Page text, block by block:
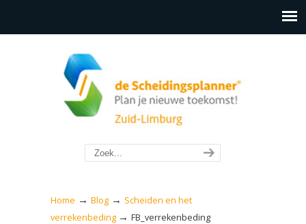
Home → Blog → Scheiden en het
verrekenbeding → FB_verrekenbeding